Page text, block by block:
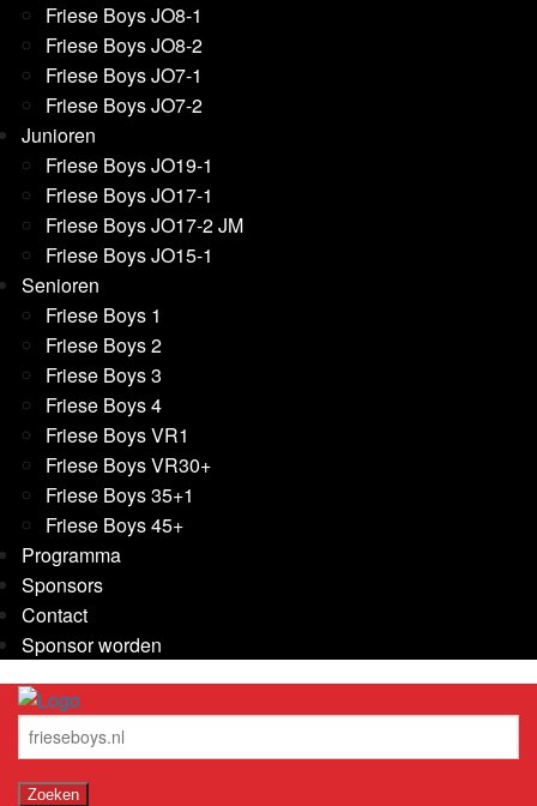
Friese Boys JO8-1
Friese Boys JO8-2
Friese Boys JO7-1
Friese Boys JO7-2
Junioren
Friese Boys JO19-1
Friese Boys JO17-1
Friese Boys JO17-2 JM
Friese Boys JO15-1
Senioren
Friese Boys 1
Friese Boys 2
Friese Boys 3
Friese Boys 4
Friese Boys VR1
Friese Boys VR30+
Friese Boys 35+1
Friese Boys 45+
Programma
Sponsors
Contact
Sponsor worden